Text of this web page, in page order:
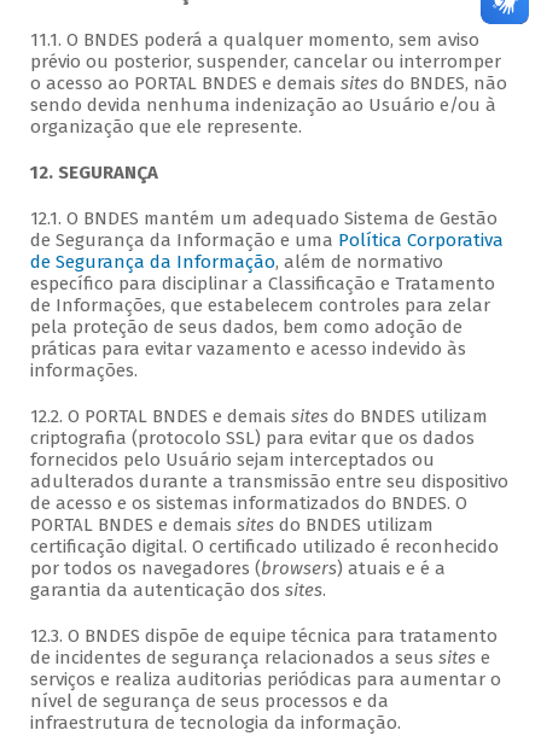
11.1. O BNDES poderá a qualquer momento, sem aviso
prévio ou posterior, suspender, cancelar ou interromper
o acesso ao PORTAL BNDES e demais sitesdo BNDES, não
sendo devida nenhuma indenização ao Usuário e/ou à
organização que ele represente.
12. SEGURANÇA
12.1. O BNDES mantém um adequado Sistema de Gestão
de Segurança da Informação e uma Política Corporativa
de Segurança da Informação, além de normativo
específico para disciplinar a Classificação e Tratamento
de Informações, que estabelecem controles para zelar
pela proteção de seus dados, bem como adoção de
práticas para evitar vazamento e acesso indevido às
informações.
12.2. O PORTAL BNDES e demais sitesdo BNDES utilizam
criptografia (protocolo SSL) para evitar que os dados
fornecidos pelo Usuário sejam interceptados ou
adulterados durante a transmissão entre seu dispositivo
de acesso e os sistemas informatizados do BNDES. O
PORTAL BNDES e demais sitesdo BNDES utilizam
certificação digital. O certificado utilizado é reconhecido
por todos os navegadores (browsers) atuais e é a
garantia da autenticação dos sites.
12.3. O BNDES dispõe de equipe técnica para tratamento
de incidentes de segurança relacionados a seus sitese
serviços e realiza auditorias periódicas para aumentar o
nível de segurança de seus processos e da
infraestrutura de tecnologia da informação.